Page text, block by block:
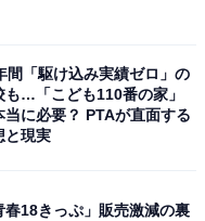
幅広い世代を超えて
／福岡県）、「原爆
女優としての枠を超
ので」（50代男性／
さと気品でテレビに
女性／和歌山県）、
く愛される人だと思
間「駆け込み実績ゼロ」の
も…「こども110番の家」
当に必要？ PTAが直面する
と現実
春18きっぷ」販売激減の裏